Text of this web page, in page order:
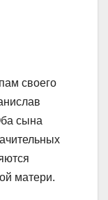
своего
сына
матери.